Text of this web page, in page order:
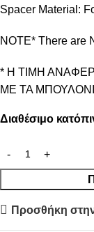
Spacer Material:
NOTE* There are
* Η ΤΙΜΗ
ΜΕ ΤΑ
Διαθέσιμο
Προσθήκη